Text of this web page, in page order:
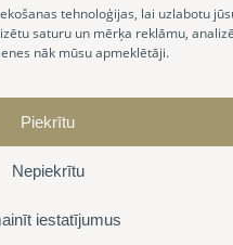
tehnoloģijas, lai uzlabotu
saturu un mērķa reklāmu,
nāk mūsu apmeklētāji.
Piekrītu
Nepiekrītu
iestatījumus